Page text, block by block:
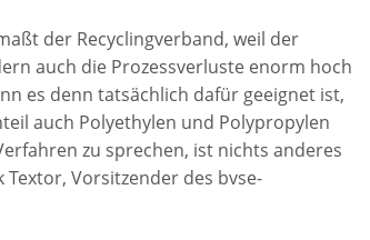
der Recyclingverband, weil der
auch die Prozessverluste enorm hoch
es denn tatsächlich dafür geeignet ist,
auch Polyethylen und Polypropylen
zu sprechen, ist nichts anderes
Vorsitzender des bvse-